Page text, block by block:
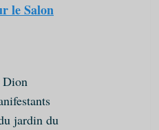
le Salon
Dion
jardin du